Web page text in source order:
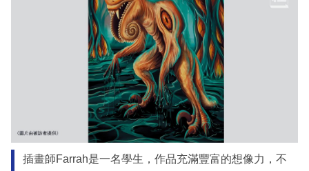
插畫師Farrah是一名學生，作品充滿豐富的想像力，不